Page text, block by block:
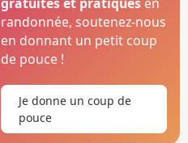
randonnée, soutenez-nous
en donnant un petit coup
de pouce !
Je donne un coup de
pouce